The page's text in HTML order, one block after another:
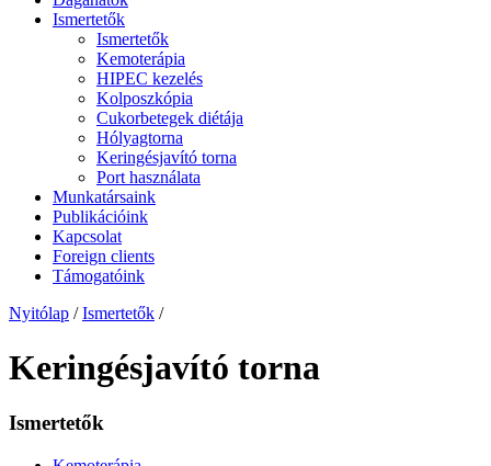
Ismertetők
Ismertetők
Kemoterápia
HIPEC kezelés
Kolposzkópia
Cukorbetegek diétája
Hólyagtorna
Keringésjavító torna
Port használata
Munkatársaink
Publikációink
Kapcsolat
Foreign clients
Támogatóink
Nyitólap / Ismertetők /
Keringésjavító torna
Ismertetők